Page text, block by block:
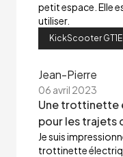
petit espace. Elle
utiliser.
KickScooter GT1E
Jean-Pierre
06 avril 2023
Une trottinette
pour les trajets
Je suis
trottinette